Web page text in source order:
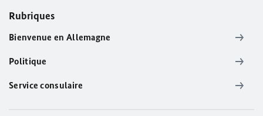
Rubriques
Bienvenue en Allemagne
Politique
Service consulaire